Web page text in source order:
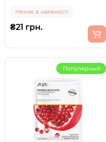
Немає в наявності
₴21 грн.
Популярный